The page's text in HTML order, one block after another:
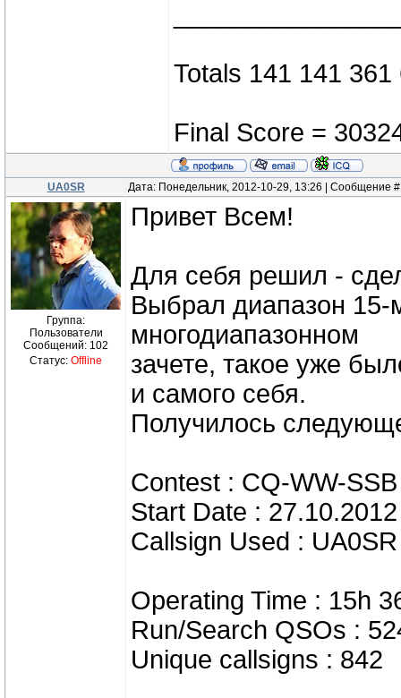
Totals 141 141 361
Final Score =
UA0SR Дата: Понедельник, 2012-10-29, 13:26 | Сообщение
Группа:
Пользователи
Сообщений: 102
Статус: Offline
Привет Всем!
Для себя решил -
Выбрал диапазон 15-
многодиапазонном
зачете, такое уже
и самого себя.
Получилось
Contest : CQ-WW-SSB
Start Date : 27.10.2012
Callsign Used : UA0SR
Operating Time : 15h
Run/Search QSOs :
Unique callsigns : 842